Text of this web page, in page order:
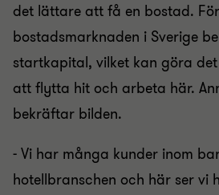
det lättare att få en bostad.
bostadsmarknaden i Sverige
startkapital, vilket kan göra
att flytta hit och arbeta här.
bekräftar bilden.
- Vi har många kunder inom
hotellbranschen och här ser vi